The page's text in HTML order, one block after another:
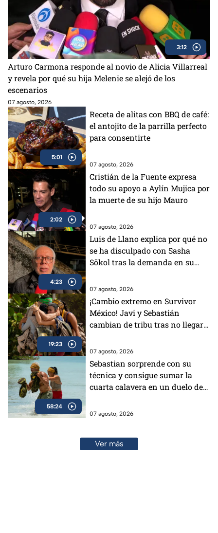
3:12
Arturo Carmona responde al novio de Alicia Villarreal
y revela por qué su hija Melenie se alejó de los
escenarios
07 agosto, 2026
5:01
Receta de alitas con BBQ de café:
el antojito de la parrilla perfecto
para consentirte
07 agosto, 2026
2:02
Cristián de la Fuente expresa
todo su apoyo a Aylín Mujica por
la muerte de su hijo Mauro
07 agosto, 2026
4:23
Luis de Llano explica por qué no
se ha disculpado con Sasha
Sökol tras la demanda en su
07 agosto, 2026
19:23
¡Cambio extremo en Survivor
México! Javi y Sebastián
cambian de tribu tras no llegar a
07 agosto, 2026
58:24
Sebastian sorprende con su
técnica y consigue sumar la
cuarta calavera en un duelo de
07 agosto, 2026
Ver más